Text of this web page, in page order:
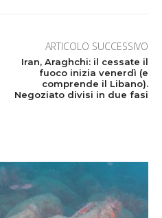
ARTICOLO SUCCESSIVO
Iran, Araghchi: il cessate il
fuoco inizia venerdì (e
comprende il Libano).
Negoziato divisi in due fasi